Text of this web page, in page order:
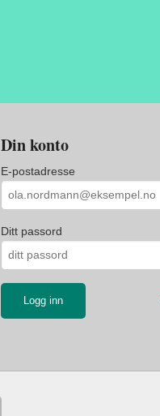
Din konto
E-postadresse
Ditt passord